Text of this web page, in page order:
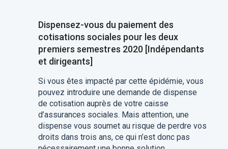
Dispensez-vous du paiement des
cotisations sociales pour les deux
premiers semestres 2020 [Indépendants
et dirigeants]
Si vous êtes impacté par cette épidémie, vous
pouvez introduire une demande de dispense
de cotisation auprès de votre caisse
d’assurances sociales. Mais attention, une
dispense vous soumet au risque de perdre vos
droits dans trois ans, ce qui n’est donc pas